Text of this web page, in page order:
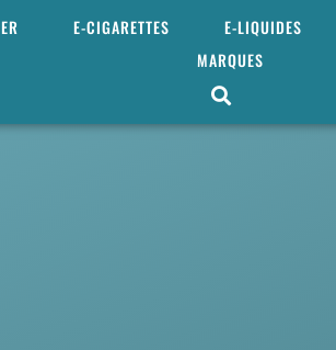
E-CIGARETTES E-LIQUIDES
MARQUES